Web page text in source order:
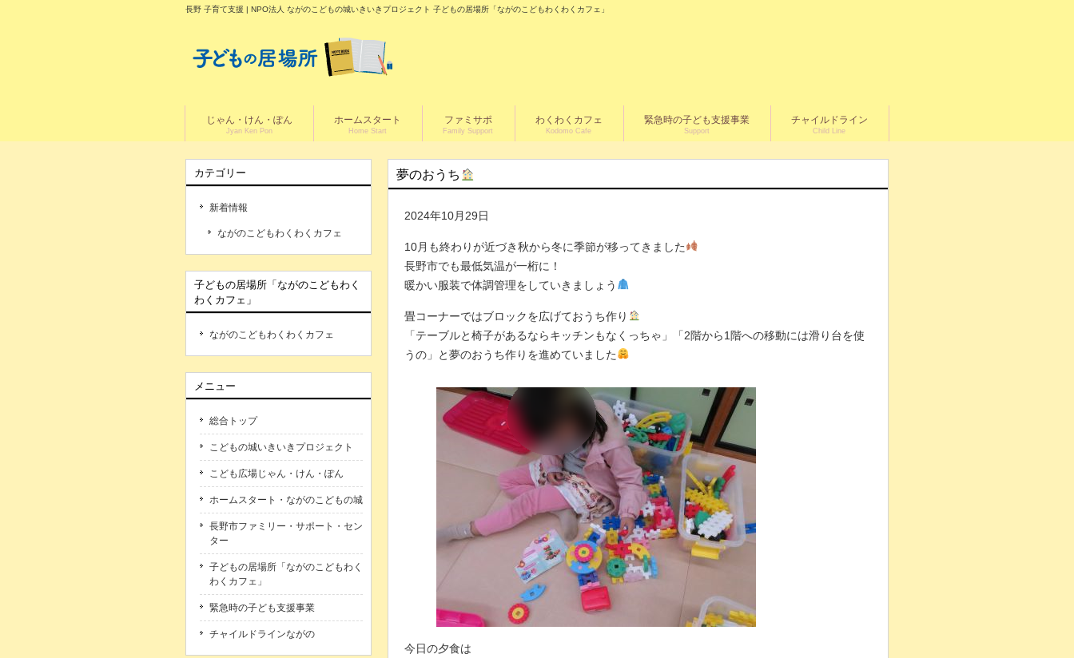
長野 子育て支援 | NPO法人 ながのこどもの城いきいきプロジェクト 子どもの居場所「ながのこどもわくわくカフェ」
じゃん・けん・ぽん
Jyan Ken Pon
ホームスタート
Home Start
ファミサポ
Family Support
わくわくカフェ
Kodomo Cafe
緊急時の子ども支援事業
Support
チャイルドライン
Child Line
夢のおうち
2024年10月29日
10月も終わりが近づき秋から冬に季節が移ってきました
長野市でも最低気温が一桁に！
暖かい服装で体調管理をしていきましょう
畳コーナーではブロックを広げておうち作り
「テーブルと椅子があるならキッチンもなくっちゃ」「2階から1階への移動には滑り台を使
うの」と夢のおうち作りを進めていました
今日の夕食は
カテゴリー
新着情報
ながのこどもわくわくカフェ
子どもの居場所「ながのこどもわく
わくカフェ」
ながのこどもわくわくカフェ
メニュー
総合トップ
こどもの城いきいきプロジェクト
こども広場じゃん・けん・ぽん
ホームスタート・ながのこどもの城
長野市ファミリー・サポート・セン
ター
子どもの居場所「ながのこどもわく
わくカフェ」
緊急時の子ども支援事業
チャイルドラインながの